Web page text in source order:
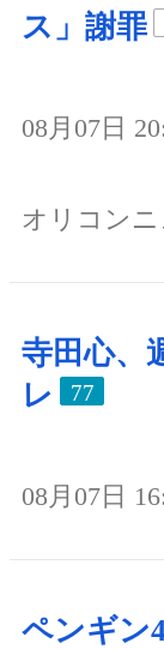
ス」謝罪
08月07日
オリコンニ
寺田心、
レ
77
08月07日
ペンギン